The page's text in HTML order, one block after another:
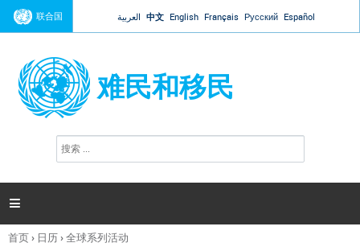
Jump to navigation
联合国 العربية 中文 English Français Русский Español
难民和移民
搜
索

首页› 日历›全球系列活动